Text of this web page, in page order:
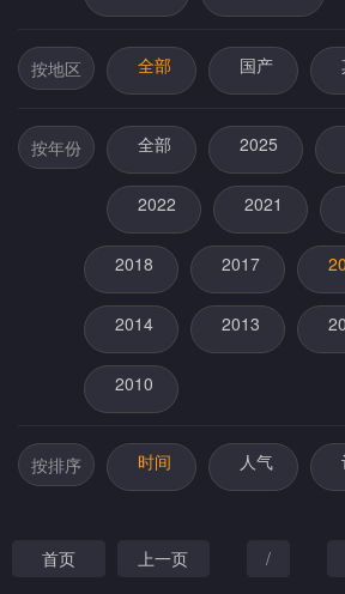
按地区 全部 国产
按年份 全部 2025
2022 2021
2018 2017
2014 2013
2010
按排序 时间 人气
首页 上一页 /